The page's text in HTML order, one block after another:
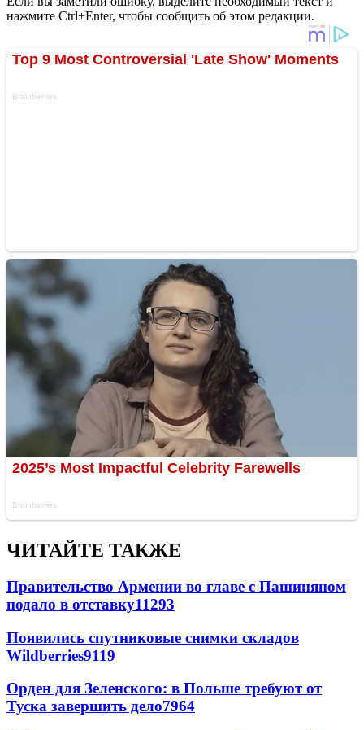
нажмите Ctrl+Enter, чтобы сообщить об этом редакции.
ЧИТАЙТЕ ТАКЖЕ
Правительство Армении во главе с Пашиняном
подало в отставку11293
Появились спутниковые снимки складов
Wildberries9119
Орден для Зеленского: в Польше требуют от
Туска завершить дело7964